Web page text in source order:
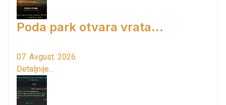
Poda park otvara vrata...
07. Avgust. 2026.
Detaljnije...